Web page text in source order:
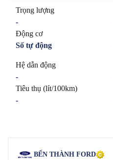
Trọng lượng
-
Động cơ
Số tự động
Hệ dẫn động
-
Tiêu thụ (lít/100km)
-
BẾN THÀNH FORD